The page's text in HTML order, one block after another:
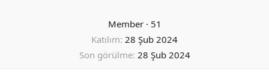
Member · 51
Katılım 28 Şub 2024
Son görülme 28 Şub 2024